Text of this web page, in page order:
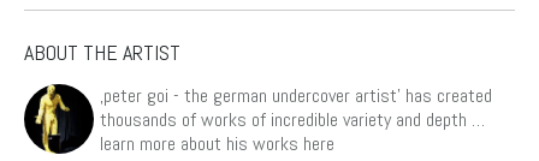
Produktseite
ABOUT THE ARTIST
‚peter goi - the german undercover artist’ has created
thousands of works of incredible variety and depth …
learn more about his works here